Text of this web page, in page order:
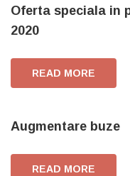
Oferta speciala in
2020
READ MORE
Augmentare buze
READ MORE